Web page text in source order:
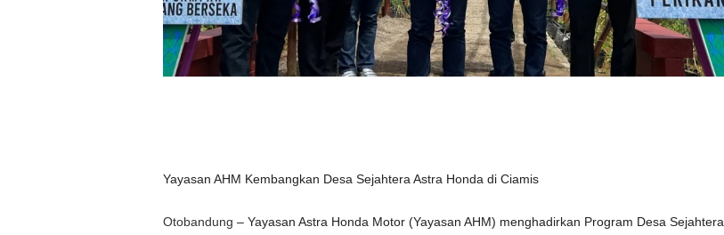
Yayasan AHM Kembangkan Desa Sejahtera Astra Honda di Ciamis
Otobandung – Yayasan Astra Honda Motor (Yayasan AHM) menghadirkan Program Desa Sejahtera